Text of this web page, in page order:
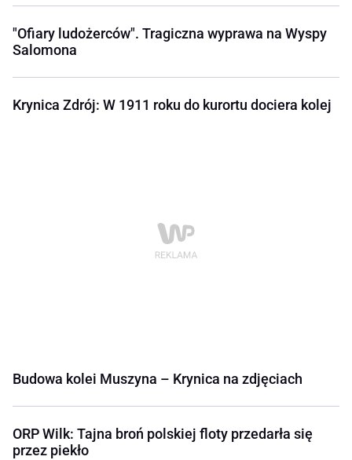
"Ofiary ludożerców". Tragiczna wyprawa na Wyspy
Salomona
Krynica Zdrój: W 1911 roku do kurortu dociera kolej
Budowa kolei Muszyna – Krynica na zdjęciach
ORP Wilk: Tajna broń polskiej floty przedarła się
przez piekło